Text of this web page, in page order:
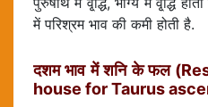
में परिश्रम भाव की कमी होती है.
दशम भाव में शनि के फल
house for Taurus